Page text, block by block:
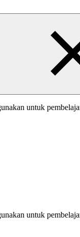
untuk
untuk